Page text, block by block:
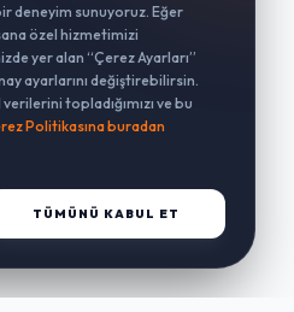
deneyim sunuyoruz. Eğer
özel hizmetimizi
yer alan “Çerez Ayarları”
ayarlarını değiştirebilirsin.
topladığımızı ve bu
Politikasına buradan
TÜMÜNÜ KABUL ET